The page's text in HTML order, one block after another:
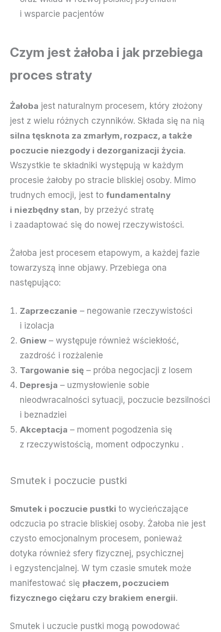
i wsparcie pacjentów
Czym jest żałoba i jak przebiega
proces straty
Żałoba jest naturalnym procesem, który złożony
jest z wielu różnych czynników. Składa się na nią
silna tęsknota za zmarłym, rozpacz, a także
poczucie niezgody i dezorganizacji życia.
Wszystkie te składniki występują w każdym
procesie żałoby po stracie bliskiej osoby. Mimo
trudnych emocji, jest to fundamentalny
i niezbędny stan, by przeżyć stratę
i zaadaptować się do nowej rzeczywistości.
Żałoba jest procesem etapowym, a każdej fazie
towarzyszą inne objawy. Przebiega ona
następująco:
Zaprzeczanie – negowanie rzeczywistości
i izolacja
Gniew – występuje również wściekłość,
zazdrość i rozżalenie
Targowanie się – próba negocjacji z losem
Depresja – uzmysłowienie sobie
nieodwracalności sytuacji, poczucie bezsilności
i beznadziei
Akceptacja – moment pogodzenia się
z rzeczywistością, moment odpoczynku .
Smutek i poczucie pustki
Smutek i poczucie pustki to wycieńczające
odczucia po stracie bliskiej osoby. Żałoba nie jest
czysto emocjonalnym procesem, ponieważ
dotyka również sfery fizycznej, psychicznej
i egzystencjalnej. W tym czasie smutek może
manifestować się płaczem, poczuciem
fizycznego ciężaru czy brakiem energii.
Smutek i uczucie pustki mogą powodować